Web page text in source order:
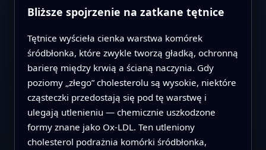
Bliższe spojrzenie na zatkane tętnice
Tętnice wyścieła cienka warstwa komórek
śródbłonka, które zwykle tworzą gładką, ochronną
barierę między krwią a ścianą naczynia. Gdy
poziomy „złego” cholesterolu są wysokie, niektóre
cząsteczki przedostają się pod tę warstwę i
ulegają utlenieniu — chemicznie uszkodzone
formy znane jako Ox‑LDL. Ten utleniony
cholesterol podrażnia komórki śródbłonka,